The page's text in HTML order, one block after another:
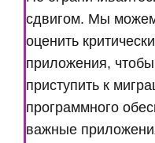
сдвигом. Мы
оценить
приложения,
приступить к
программного
важные